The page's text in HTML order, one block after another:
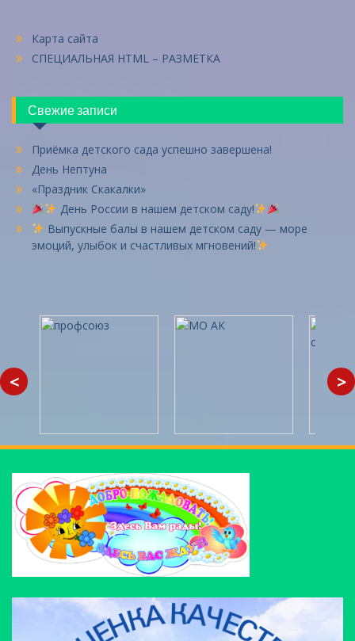
Карта сайта
СПЕЦИАЛЬНАЯ HTML – РАЗМЕТКА
Свежие записи
Приёмка детского сада успешно завершена!
День Нептуна
«Праздник Скакалки»
День России в нашем детском саду!
Выпускные балы в нашем детском саду — море
эмоций, улыбок и счастливых мгновений!
< >